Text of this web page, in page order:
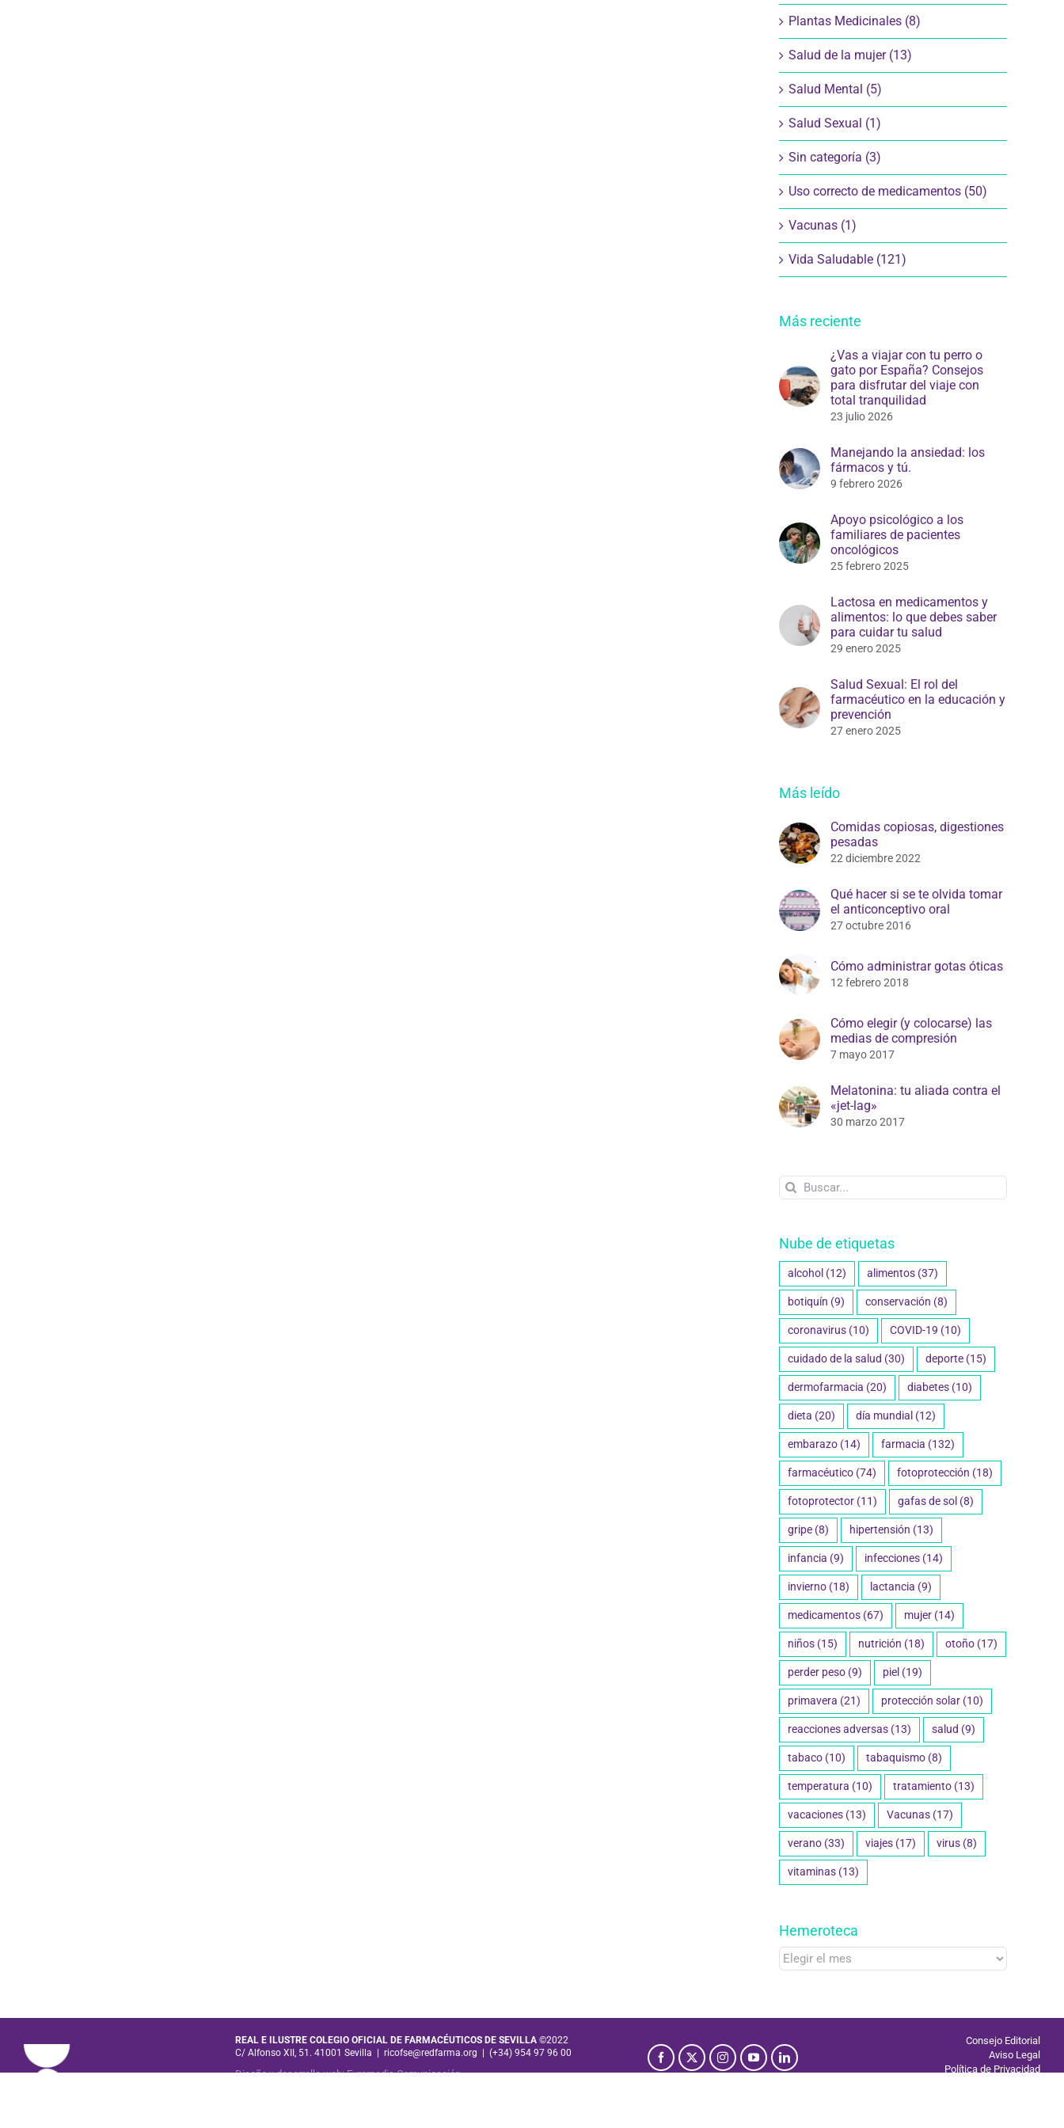
Plantas Medicinales (8)
Salud de la mujer (13)
Salud Mental (5)
Salud Sexual (1)
Sin categoría (3)
Uso correcto de medicamentos (50)
Vacunas (1)
Vida Saludable (121)
Más reciente
¿Vas a viajar con tu perro o
gato por España? Consejos
para disfrutar del viaje con
total tranquilidad
23 julio 2026
Manejando la ansiedad: los
fármacos y tú.
9 febrero 2026
Apoyo psicológico a los
familiares de pacientes
oncológicos
25 febrero 2025
Lactosa en medicamentos y
alimentos: lo que debes saber
para cuidar tu salud
29 enero 2025
Salud Sexual: El rol del
farmacéutico en la educación y
prevención
27 enero 2025
Más leído
Comidas copiosas, digestiones
pesadas
22 diciembre 2022
Qué hacer si se te olvida tomar
el anticonceptivo oral
27 octubre 2016
Cómo administrar gotas óticas
12 febrero 2018
Cómo elegir (y colocarse) las
medias de compresión
7 mayo 2017
Melatonina: tu aliada contra el
«jet-lag»
30 marzo 2017
Buscar:
Nube de etiquetas
alcohol (12) alimentos (37)
botiquín (9) conservación (8)
coronavirus (10) COVID-19 (10)
cuidado de la salud (30) deporte (15)
dermofarmacia (20) diabetes (10)
dieta (20) día mundial (12)
embarazo (14) farmacia (132)
farmacéutico (74) fotoprotección (18)
fotoprotector (11) gafas de sol (8)
gripe (8) hipertensión (13)
infancia (9) infecciones (14)
invierno (18) lactancia (9)
medicamentos (67) mujer (14)
niños (15) nutrición (18) otoño (17)
perder peso (9) piel (19)
primavera (21) protección solar (10)
reacciones adversas (13) salud (9)
tabaco (10) tabaquismo (8)
temperatura (10) tratamiento (13)
vacaciones (13) Vacunas (17)
verano (33) viajes (17) virus (8)
vitaminas (13)
Hemeroteca
Hemeroteca
REAL E ILUSTRE COLEGIO OFICIAL DE FARMACÉUTICOS DE SEVILLA ©2022
C/ Alfonso XII, 51. 41001 Sevilla |ricofse@redfarma.org |(+34) 954 97 96 00
Diseño y desarrollo web:Euromedia Comunicación
Consejo Editorial
Aviso Legal
Política de Privacidad